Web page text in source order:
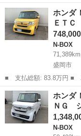
ー名： ホンダ ■ 車種名
名： ベースグレード
ライブレコー...
岩手 盛岡市 N-BOX
ホンダ
ＥＴ
N-BOX
71,389km
盛岡市
■ 支払総額: 83.8万円 ■ 車両本体価格： 748,000 円 ■ メーカー
名： ホンダ ■ 車種名
ンダセンシング ＥＴＣ
ーダー 後カ...
岩手 盛岡市 N-BOX
ホンダ
ＮＧ
N-BOX